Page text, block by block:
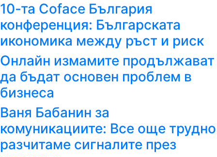
10-та Coface България
конференция: Българската
икономика между ръст и риск
Онлайн измамите продължават
да бъдат основен проблем в
бизнеса
Ваня Бабанин за
комуникациите: Все още трудно
разчитаме сигналите през